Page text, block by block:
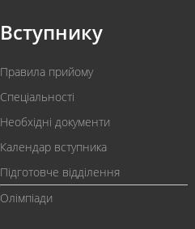
Вступнику
Правила прийому
Спеціальності
Необхідні документи
Календар вступника
Підготовче відділення
Олімпіади